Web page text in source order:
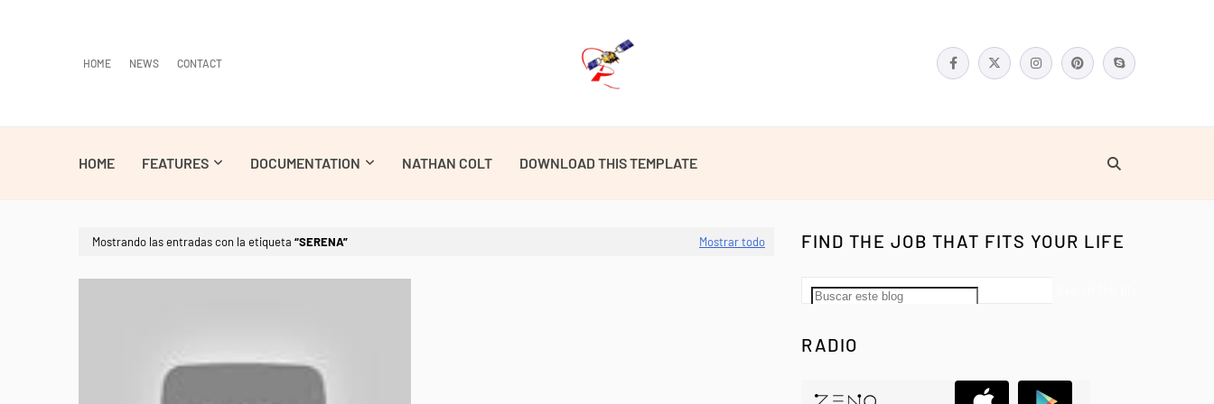
HOME NEWS CONTACT
HOME FEATURES DOCUMENTATION NATHAN COLT DOWNLOAD THIS TEMPLATE
Mostrando las entradas con la etiqueta SERENA Mostrar todo FIND THE JOB THAT FITS YOUR LIFE
RADIO